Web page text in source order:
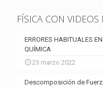
FÍSICA CON VIDEOS
ERRORES HABITUALES
QUÍMICA
23 marzo 2022
Descomposición de